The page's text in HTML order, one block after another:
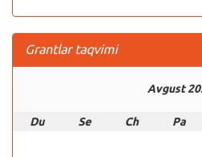
Grantlar taqvimi
Avgust
Du Se Ch Pa